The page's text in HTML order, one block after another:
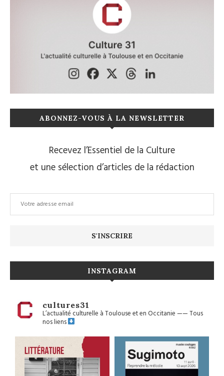
ABONNEZ-VOUS À LA NEWSLETTER
Recevez l’Essentiel de la Culture
et une sélection d’articles de la rédaction
INSTAGRAM
cultures31
L’actualité culturelle à Toulouse et en Occitanie——Tous
nos liens